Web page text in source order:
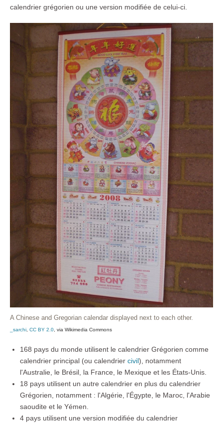
calendrier grégorien ou une version modifiée de celui-ci.
A Chinese and Gregorian calendar displayed next to each other.
_sarchi, CC BY 2.0, via Wikimedia Commons
168 pays du monde utilisent le calendrier Grégorien comme
calendrier principal (ou calendrier civil), notamment
l'Australie, le Brésil, la France, le Mexique et les États-Unis.
18 pays utilisent un autre calendrier en plus du calendrier
Grégorien, notamment : l'Algérie, l'Égypte, le Maroc, l'Arabie
saoudite et le Yémen.
4 pays utilisent une version modifiée du calendrier